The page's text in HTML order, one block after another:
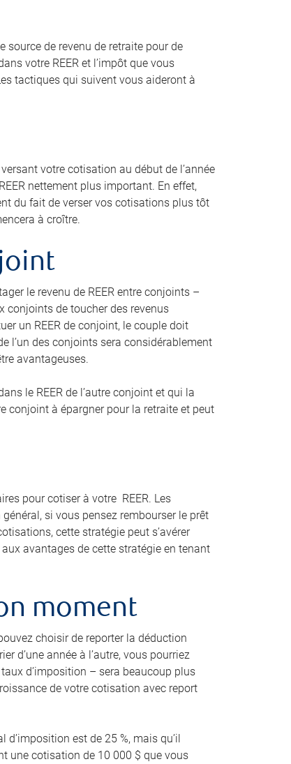
source de revenu de retraite pour de
votre REER et l’impôt que vous
tactiques qui suivent vous aideront à
votre cotisation au début de l’année
nettement plus important. En effet,
du fait de verser vos cotisations plus tôt
à croître.
le revenu de REER entre conjoints –
conjoints de toucher des revenus
un REER de conjoint, le couple doit
l’un des conjoints sera considérablement
avantageuses.
le REER de l’autre conjoint et qui la
conjoint à épargner pour la retraite et peut
pour cotiser à votre REER. Les
si vous pensez rembourser le prêt
cette stratégie peut s’avérer
avantages de cette stratégie en tenant
moment
choisir de reporter la déduction
d’une année à l’autre, vous pourriez
d’imposition – sera beaucoup plus
de votre cotisation avec report
est de 25 %, mais qu’il
une cotisation de 10 000 $ que vous